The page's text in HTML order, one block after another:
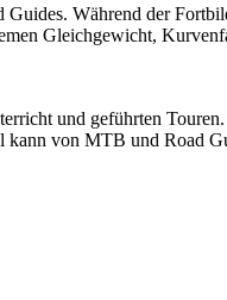
Während der
Gleichgewicht,
und geführten
von MTB und Road